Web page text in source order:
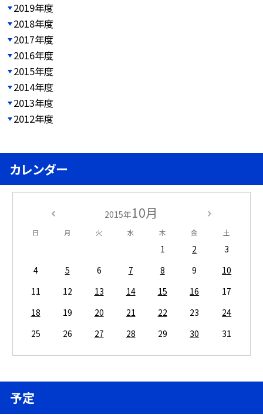
2019年度
2018年度
2017年度
2016年度
2015年度
2014年度
2013年度
2012年度
カレンダー
2015年10月
日 月 火 水 木 金 土
1 2
3
4
5 6 7 8 9
10
11
12 13 14 15 16
17
18
19 20 21 22 23
24
25
26 27 28 29 30 31
予定